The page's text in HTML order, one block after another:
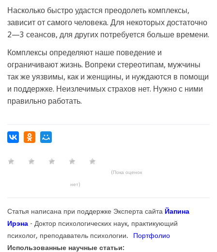
Насколько быстро удастся преодолеть комплексы,
зависит от самого человека. Для некоторых достаточно
2—3 сеансов, для других потребуется больше времени.
Комплексы определяют наше поведение и
ограничивают жизнь. Вопреки стереотипам, мужчины
так же уязвимы, как и женщины, и нуждаются в помощи
и поддержке. Неизлечимых страхов нет. Нужно с ними
правильно работать.
(Пока оценок
нет)
Статья написана при поддержке Эксперта сайта Йапина
Ирэна - Доктор психологических наук, практикующий
психолог, преподаватель психологии.
Портфолио
Использованные научные статьи: